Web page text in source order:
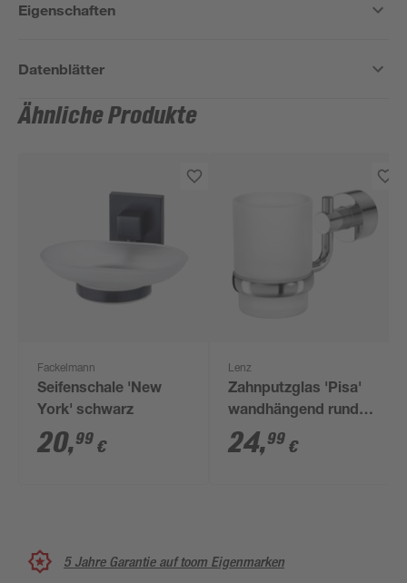
Eigenschaften
Datenblätter
Ähnliche Produkte
Fackelmann
Seifenschale 'New
York' schwarz
20,99 €
Lenz
Zahnputzglas 'Pisa'
wandhängend rund
verchromt/weiß
24,99 €
5 Jahre Garantie auf toom Eigenmarken